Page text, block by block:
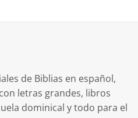
de Biblias en español,
letras grandes, libros
dominical y todo para el